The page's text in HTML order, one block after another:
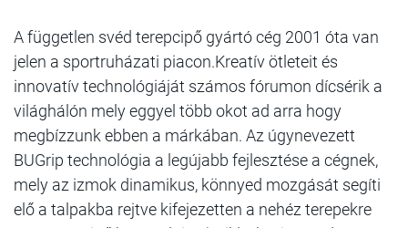
A független svéd terepcipő gyártó cég 2001 óta van
jelen a sportruházati piacon.Kreatív ötleteit és
innovatív technológiáját számos fórumon dícsérik a
világhálón mely eggyel több okot ad arra hogy
megbízzunk ebben a márkában. Az úgynevezett
BUGrip technológia a legújabb fejlesztése a cégnek,
mely az izmok dinamikus, könnyed mozgását segíti
elő a talpakba rejtve kifejezetten a nehéz terepekre